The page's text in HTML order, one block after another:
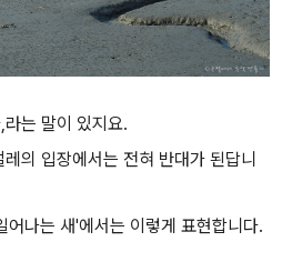
는 말이 있지요.
의 입장에서는 전혀 반대가 된답니
어나는 새'에서는 이렇게 표현합니다.